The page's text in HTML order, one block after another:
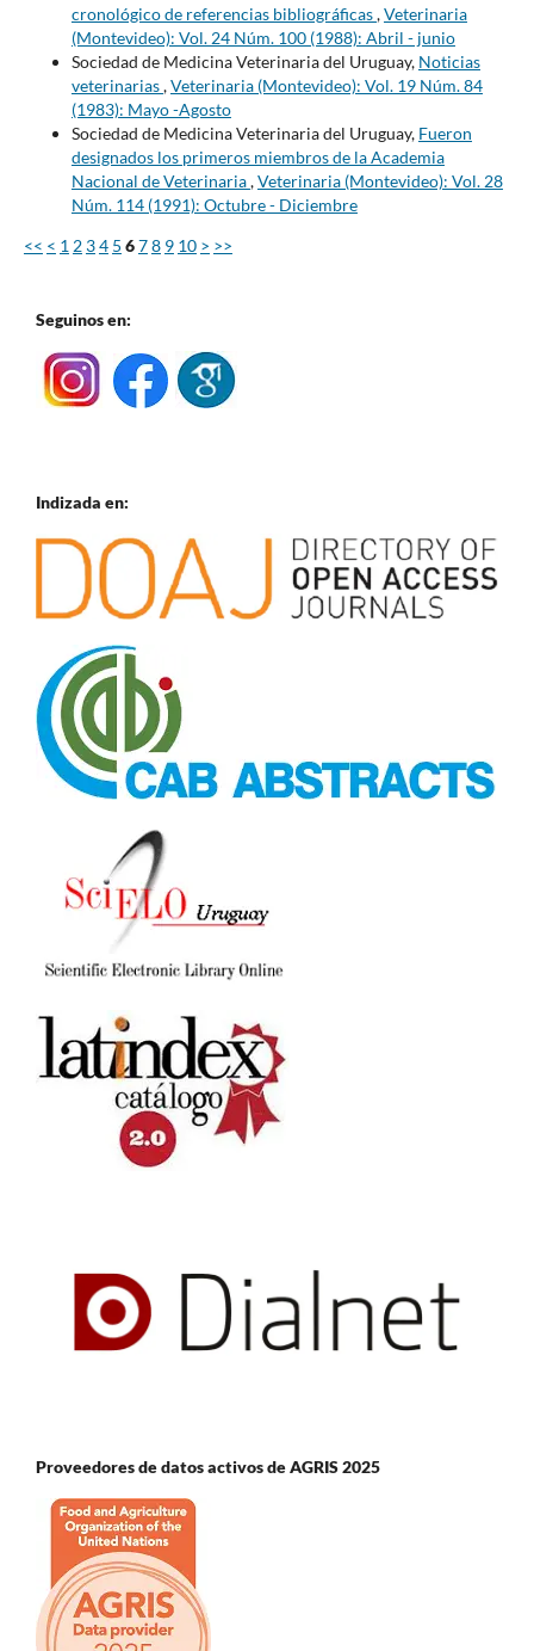
cronológico de referencias bibliográficas,Veterinaria
(Montevideo): Vol. 24 Núm. 100 (1988): Abril - junio
Sociedad de Medicina Veterinaria del Uruguay, Noticias
veterinarias,Veterinaria (Montevideo): Vol. 19 Núm. 84
(1983): Mayo -Agosto
Sociedad de Medicina Veterinaria del Uruguay, Fueron
designados los primeros miembros de la Academia
Nacional de Veterinaria,Veterinaria (Montevideo): Vol. 28
Núm. 114 (1991): Octubre - Diciembre
<< < 1 2 34 5 678 9 10 > >>
Seguinos en:
Indizada en:
Proveedores de datos activos de AGRIS 2025